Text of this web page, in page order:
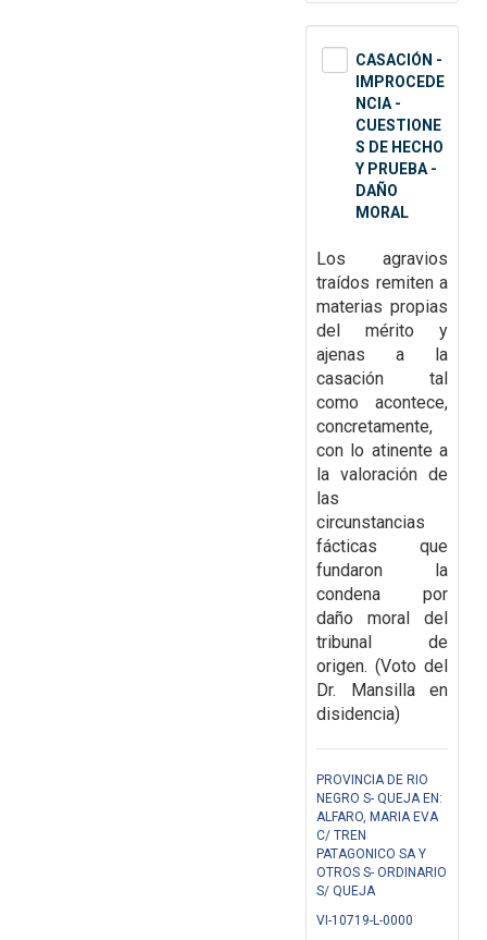
CASACIÓN -
IMPROCEDE
NCIA -
CUESTIONE
S DE HECHO
Y PRUEBA -
DAÑO
MORAL
Los agravios
traídos remiten a
materias propias
del mérito y
ajenas a la
casación tal
como acontece,
concretamente,
con lo atinente a
la valoración de
las
circunstancias
fácticas que
fundaron la
condena por
daño moral del
tribunal de
origen. (Voto del
Dr. Mansilla en
disidencia)
PROVINCIA DE RIO
NEGRO S- QUEJA EN:
ALFARO, MARIA EVA
C/ TREN
PATAGONICO SA Y
OTROS S- ORDINARIO
S/ QUEJA
VI-10719-L-0000